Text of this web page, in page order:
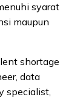
syarat
maupun
shortage
data
specialist,